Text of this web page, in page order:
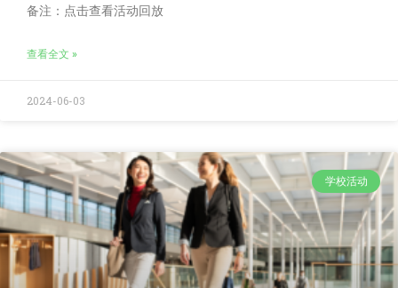
备注：点击查看活动回放
查看全文 »
2024-06-03
学校活动